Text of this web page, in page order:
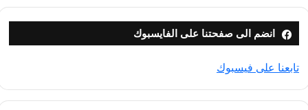
انضم الى صفحتنا على الفايسبوك
تابعنا على فيسبوك